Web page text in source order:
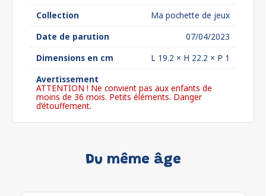
Collection
Ma pochette de jeux
Date de parution
07/04/2023
Dimensions en cm
L 19.2 × H 22.2 × P 1
Avertissement
ATTENTION ! Ne convient pas aux enfants de
moins de 36 mois. Petits éléments. Danger
d’étouffement.
Du même âge